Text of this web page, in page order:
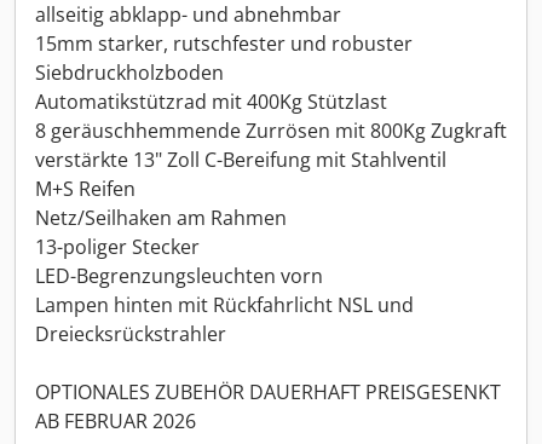
allseitig abklapp- und abnehmbar
15mm starker, rutschfester und robuster
Siebdruckholzboden
Automatikstützrad mit 400Kg Stützlast
8 geräuschhemmende Zurrösen mit 800Kg Zugkraft
verstärkte 13" Zoll C-Bereifung mit Stahlventil
M+S Reifen
Netz/Seilhaken am Rahmen
13-poliger Stecker
LED-Begrenzungsleuchten vorn
Lampen hinten mit Rückfahrlicht NSL und
Dreiecksrückstrahler
OPTIONALES ZUBEHÖR DAUERHAFT PREISGESENKT
AB FEBRUAR 2026